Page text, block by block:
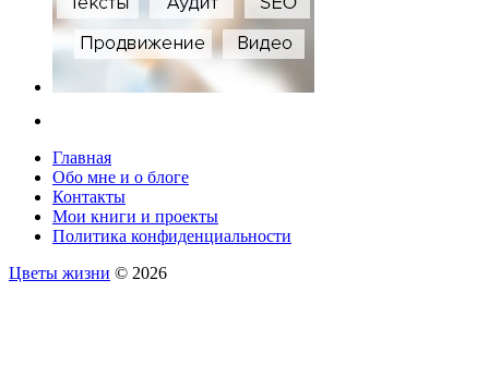
Главная
Обо мне и о блоге
Контакты
Мои книги и проекты
Политика конфиденциальности
Цветы жизни © 2026